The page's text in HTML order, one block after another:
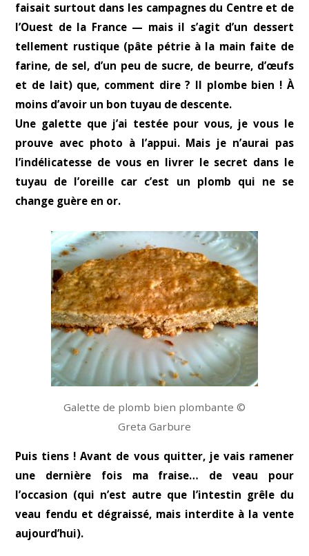
faisait surtout dans les campagnes du Centre et de
l’Ouest de la France — mais il s’agit d’un dessert
tellement rustique (pâte pétrie à la main faite de
farine, de sel, d’un peu de sucre, de beurre, d’œufs
et de lait) que, comment dire ? Il plombe bien ! À
moins d’avoir un bon tuyau de descente.
Une galette que j’ai testée pour vous, je vous le
prouve avec photo à l’appui. Mais je n’aurai pas
l’indélicatesse de vous en livrer le secret dans le
tuyau de l’oreille car c’est un plomb qui ne se
change guère en or.
Galette de plomb bien plombante ©
Greta Garbure
Puis tiens ! Avant de vous quitter, je vais ramener
une dernière fois ma fraise… de veau pour
l’occasion (qui n’est autre que l’intestin grêle du
veau fendu et dégraissé, mais interdite à la vente
aujourd’hui).